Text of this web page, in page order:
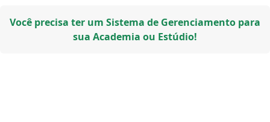
Você precisa ter um Sistema de Gerenciamento para
sua Academia ou Estúdio!